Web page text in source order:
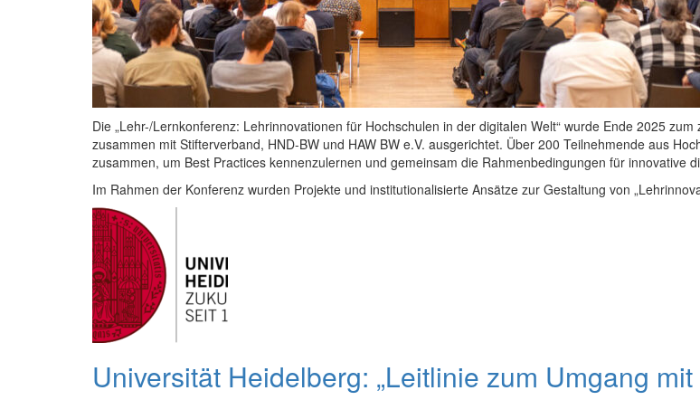
Die „Lehr-/Lernkonferenz: Lehrinnovationen für Hochschulen in der digitalen Welt“ wurde Ende 2025
zusammen mit Stifterverband, HND-BW und HAW BW e.V. ausgerichtet. Über 200 Teilnehmende aus
zusammen, um Best Practices kennenzulernen und gemeinsam die Rahmenbedingungen für innovative
Im Rahmen der Konferenz wurden Projekte und institutionalisierte Ansätze zur Gestaltung von
Universität Heidelberg: „Leitlinie zum Umgang